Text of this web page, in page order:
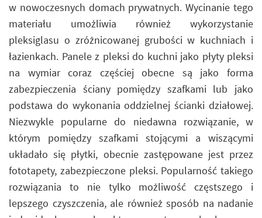
w nowoczesnych domach prywatnych. Wycinanie tego
materiału umożliwia również wykorzystanie
pleksiglasu o zróżnicowanej grubości w kuchniach i
łazienkach. Panele z pleksi do kuchni jako płyty pleksi
na wymiar coraz częściej obecne są jako forma
zabezpieczenia ściany pomiędzy szafkami lub jako
podstawa do wykonania oddzielnej ścianki działowej.
Niezwykle popularne do niedawna rozwiązanie, w
którym pomiędzy szafkami stojącymi a wiszącymi
układało się płytki, obecnie zastępowane jest przez
fototapety, zabezpieczone pleksi. Popularność takiego
rozwiązania to nie tylko możliwość częstszego i
lepszego czyszczenia, ale również sposób na nadanie